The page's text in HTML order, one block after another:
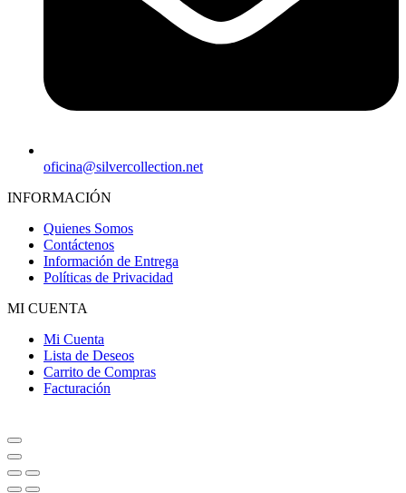
oficina@silvercollection.net
INFORMACIÓN
Quienes Somos
Contáctenos
Información de Entrega
Políticas de Privacidad
MI CUENTA
Mi Cuenta
Lista de Deseos
Carrito de Compras
Facturación